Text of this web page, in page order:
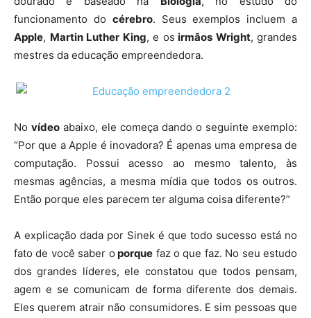
funcionamento do cérebro. Seus exemplos incluem a
Apple, Martin Luther King, e os irmãos Wright, grandes
mestres da educação empreendedora.
No vídeo abaixo, ele começa dando o seguinte exemplo:
“Por que a Apple é inovadora? É apenas uma empresa de
computação. Possui acesso ao mesmo talento, às
mesmas agências, a mesma mídia que todos os outros.
Então porque eles parecem ter alguma coisa diferente?”
A explicação dada por Sinek é que todo sucesso está no
fato de você saber o porque faz o que faz. No seu estudo
dos grandes líderes, ele constatou que todos pensam,
agem e se comunicam de forma diferente dos demais.
Eles querem atrair não consumidores. E sim pessoas que